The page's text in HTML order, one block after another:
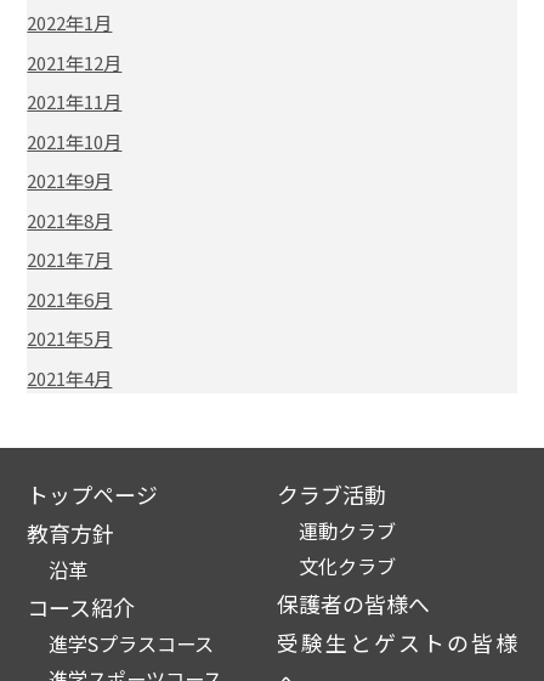
2022年1月
2021年12月
2021年11月
2021年10月
2021年9月
2021年8月
2021年7月
2021年6月
2021年5月
2021年4月
トップページ
教育方針
沿革
コース紹介
進学Sプラスコース
クラブ活動
運動クラブ
文化クラブ
保護者の皆様へ
受験生とゲストの皆様